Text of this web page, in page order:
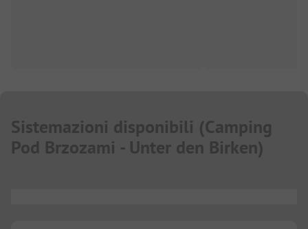
Sistemazioni disponibili (Camping
Pod Brzozami - Unter den Birken)